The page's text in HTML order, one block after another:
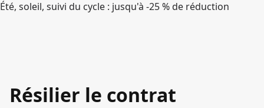
Été, soleil, suivi du cycle : jusqu'à -25 % de réduction
Résilier le contrat